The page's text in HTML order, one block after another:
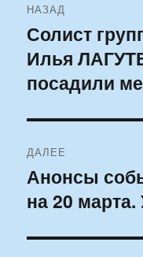
по
записям
НАЗАД
Предыдущая
запись:
Солист
Илья
посадили
ДАЛЕЕ
Следующая
запись:
Анонсы
на 20